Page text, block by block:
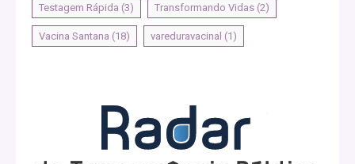
Testagem Rápida (3) Transformando Vidas (2)
Vacina Santana (18) vareduravacinal (1)